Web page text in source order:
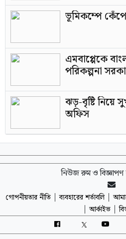
ভূমিকম্পে
এমবাপ্পেকে
পরিকল্পনা
ঝড়-বৃষ্টি নিয়ে
অফিস
নিউজ রুম ও বিজ্ঞাপণ
গোপনীয়তার নীতি |ব্যবহারের শর্তাবলি|
| আর্কাইভ |